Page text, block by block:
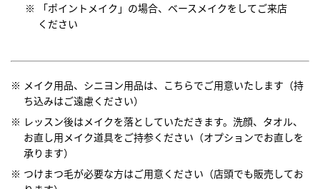
「ポイントメイク」の場合、ベースメイクをしてご来店
ください
メイク用品、シニヨン用品は、こちらでご用意いたします（持
ち込みはご遠慮ください）
レッスン後はメイクを落としていただきます。洗顔、タオル、
お直し用メイク道具をご持参ください（オプションでお直しを
承ります）
つけまつ毛が必要な方はご用意ください（店頭でも販売してお